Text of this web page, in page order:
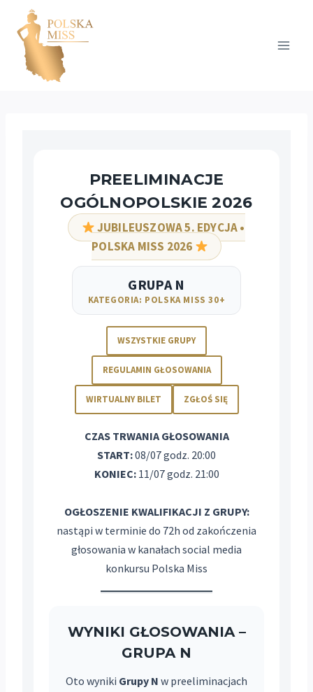
Przejdź
treści
PREELIMINACJE
OGÓLNOPOLSKIE 2026
JUBILEUSZOWA 5. EDYCJA •
POLSKA MISS 2026
GRUPA N
KATEGORIA: POLSKA MISS 30+
WSZYSTKIE GRUPY
REGULAMIN GŁOSOWANIA
WIRTUALNY BILET ZGŁOŚ SIĘ
CZAS TRWANIA GŁOSOWANIA
START:08/07 godz. 20:00
KONIEC:11/07 godz. 21:00
OGŁOSZENIE KWALIFIKACJI Z GRUPY:
nastąpi w terminie do 72h od zakończenia
głosowania w kanałach social media
konkursu Polska Miss
WYNIKI GŁOSOWANIA –
GRUPA N
Oto wyniki Grupy N w preeliminacjach